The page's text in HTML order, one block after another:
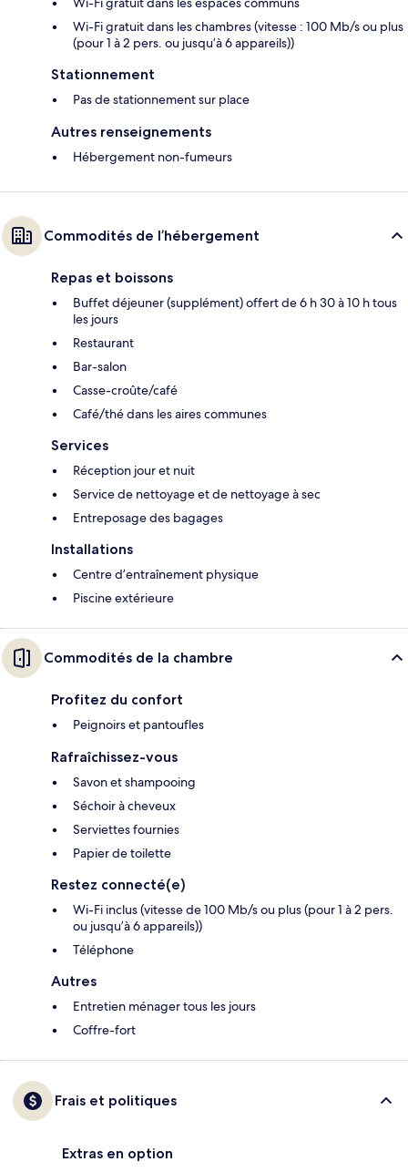
Wi-Fi gratuit dans les chambres (vitesse : 100 Mb/s ou plus
(pour 1 à 2 pers. ou jusqu’à 6 appareils))
Stationnement
Pas de stationnement sur place
Autres renseignements
Hébergement non-fumeurs
Commodités de l’hébergement
Repas et boissons
Buffet déjeuner (supplément) offert de 6 h 30 à 10 h tous
les jours
Restaurant
Bar-salon
Casse-croûte/café
Café/thé dans les aires communes
Services
Réception jour et nuit
Service de nettoyage et de nettoyage à sec
Entreposage des bagages
Installations
Centre d’entraînement physique
Piscine extérieure
Commodités de la chambre
Profitez du confort
Peignoirs et pantoufles
Rafraîchissez-vous
Savon et shampooing
Séchoir à cheveux
Serviettes fournies
Papier de toilette
Restez connecté(e)
Wi-Fi inclus (vitesse de 100 Mb/s ou plus (pour 1 à 2 pers.
ou jusqu’à 6 appareils))
Téléphone
Autres
Entretien ménager tous les jours
Coffre-fort
Frais et politiques
Extras en option